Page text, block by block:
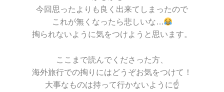
今回思ったよりも良く出来てしまったので
これが無くなったら悲しいな…
掏られないように気をつけようと思います。
ここまで読んでくださった方、
海外旅行での掏りにはどうぞお気をつけて！
大事なものは持って行かないように☝